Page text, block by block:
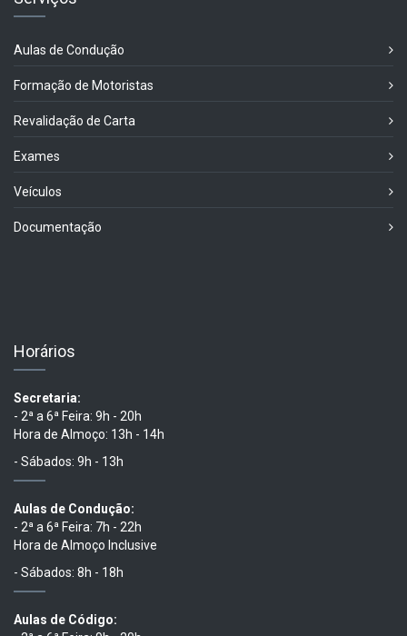
Aulas de Condução
Formação de Motoristas
Revalidação de Carta
Exames
Veículos
Documentação
Horários
Secretaria:
- 2ª a 6ª Feira: 9h - 20h
Hora de Almoço: 13h - 14h
- Sábados: 9h - 13h
Aulas de Condução:
- 2ª a 6ª Feira: 7h - 22h
Hora de Almoço Inclusive
- Sábados: 8h - 18h
Aulas de Código: